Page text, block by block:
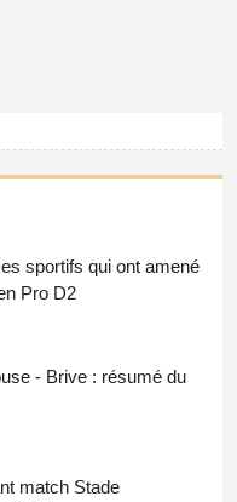
sportifs qui ont amené
Pro D2
- Brive : résumé du
match Stade